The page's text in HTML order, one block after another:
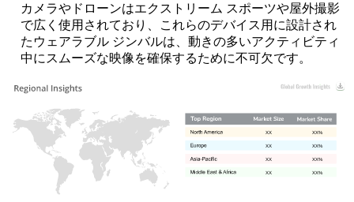
カメラやドローンはエクストリーム スポーツや屋外撮影
で広く使用されており、これらのデバイス用に設計され
たウェアラブル ジンバルは、動きの多いアクティビティ
中にスムーズな映像を確保するために不可欠です。
XX%
XX
XX%
XX
XX%
XX
XX%
XX